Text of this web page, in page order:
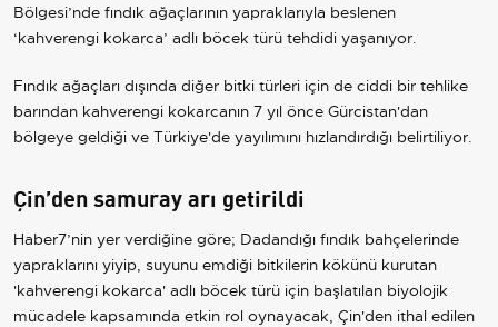
Bölgesi’nde fındık ağaçlarının yapraklarıyla beslenen
‘kahverengi kokarca’ adlı böcek türü tehdidi yaşanıyor.
Fındık ağaçları dışında diğer bitki türleri için de ciddi bir tehlike
barından kahverengi kokarcanın 7 yıl önce Gürcistan'dan
bölgeye geldiği ve Türkiye'de yayılımını hızlandırdığı belirtiliyor.
Çin’den samuray arı getirildi
Haber7’nin yer verdiğine göre; Dadandığı fındık bahçelerinde
yapraklarını yiyip, suyunu emdiği bitkilerin kökünü kurutan
'kahverengi kokarca' adlı böcek türü için başlatılan biyolojik
mücadele kapsamında etkin rol oynayacak, Çin'den ithal edilen